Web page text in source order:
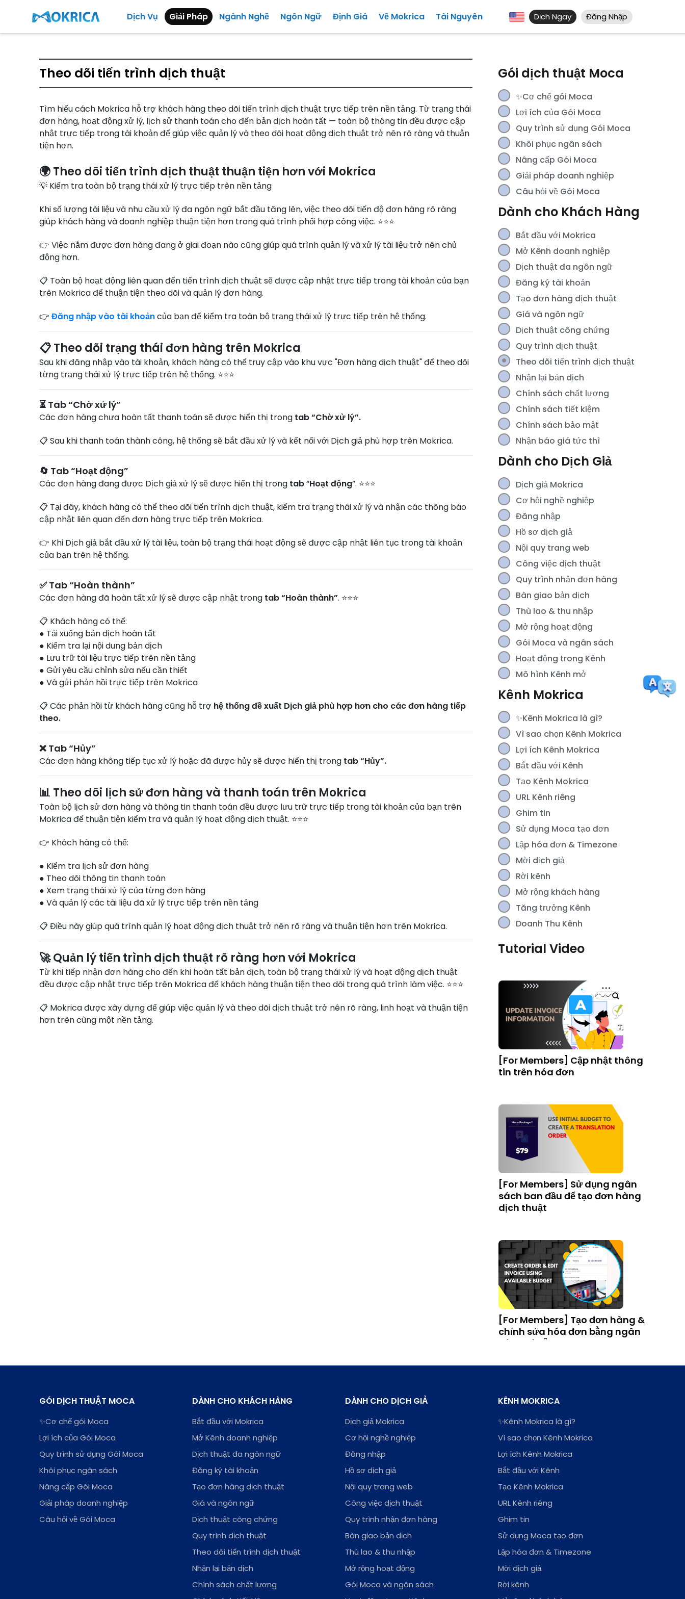
Dịch Vụ Giải Pháp Ngành Nghề Ngôn Ngữ Định Giá Về Mokrica Tài Nguyên Dịch Ngay Đăng Nhập
Theo dõi tiến trình dịch thuật
Tìm hiểu cách Mokrica hỗ trợ khách hàng theo dõi tiến trình dịch thuật trực tiếp trên nền tảng. Từ trạng thái
đơn hàng, hoạt động xử lý, lịch sử thanh toán cho đến bản dịch hoàn tất — toàn bộ thông tin đều được cập
nhật trực tiếp trong tài khoản để giúp việc quản lý và theo dõi hoạt động dịch thuật trở nên rõ ràng và thuận
tiện hơn.
🌍 Theo dõi tiến trình dịch thuật thuận tiện hơn với Mokrica
💡 Kiểm tra toàn bộ trạng thái xử lý trực tiếp trên nền tảng
Khi số lượng tài liệu và nhu cầu xử lý đa ngôn ngữ bắt đầu tăng lên, việc theo dõi tiến độ đơn hàng rõ ràng
giúp khách hàng và doanh nghiệp thuận tiện hơn trong quá trình phối hợp công việc. ⭐⭐⭐
👉 Việc nắm được đơn hàng đang ở giai đoạn nào cũng giúp quá trình quản lý và xử lý tài liệu trở nên chủ
động hơn.
📋 Toàn bộ hoạt động liên quan đến tiến trình dịch thuật sẽ được cập nhật trực tiếp trong tài khoản của bạn
trên Mokrica để thuận tiện theo dõi và quản lý đơn hàng.
👉 Đăng nhập vào tài khoảncủa bạn để kiểm tra toàn bộ trạng thái xử lý trực tiếp trên hệ thống.
📋 Theo dõi trạng thái đơn hàng trên Mokrica
Sau khi đăng nhập vào tài khoản, khách hàng có thể truy cập vào khu vực "Đơn hàng dịch thuật" để theo dõi
từng trạng thái xử lý trực tiếp trên hệ thống. ⭐⭐⭐
⏳ Tab “Chờ xử lý”
Các đơn hàng chưa hoàn tất thanh toán sẽ được hiển thị trong tab “Chờ xử lý”.
📋 Sau khi thanh toán thành công, hệ thống sẽ bắt đầu xử lý và kết nối với Dịch giả phù hợp trên Mokrica.
🔄 Tab “Hoạt động”
Các đơn hàng đang được Dịch giả xử lý sẽ được hiển thị trong tab“Hoạt động”. ⭐⭐⭐
📋 Tại đây, khách hàng có thể theo dõi tiến trình dịch thuật, kiểm tra trạng thái xử lý và nhận các thông báo
cập nhật liên quan đến đơn hàng trực tiếp trên Mokrica.
👉 Khi Dịch giả bắt đầu xử lý tài liệu, toàn bộ trạng thái hoạt động sẽ được cập nhật liên tục trong tài khoản
của bạn trên hệ thống.
✅ Tab “Hoàn thành”
Các đơn hàng đã hoàn tất xử lý sẽ được cập nhật trong tab “Hoàn thành”. ⭐⭐⭐
📋 Khách hàng có thể:
● Tải xuống bản dịch hoàn tất
● Kiểm tra lại nội dung bản dịch
● Lưu trữ tài liệu trực tiếp trên nền tảng
● Gửi yêu cầu chỉnh sửa nếu cần thiết
● Và gửi phản hồi trực tiếp trên Mokrica
📋 Các phản hồi từ khách hàng cũng hỗ trợ hệ thống đề xuất Dịch giả phù hợp hơn cho các đơn hàng tiếp
theo.
❌ Tab “Hủy”
Các đơn hàng không tiếp tục xử lý hoặc đã được hủy sẽ được hiển thị trong tab “Hủy”.
📊 Theo dõi lịch sử đơn hàng và thanh toán trên Mokrica
Toàn bộ lịch sử đơn hàng và thông tin thanh toán đều được lưu trữ trực tiếp trong tài khoản của bạn trên
Mokrica để thuận tiện kiểm tra và quản lý hoạt động dịch thuật. ⭐⭐⭐
👉 Khách hàng có thể:
● Kiểm tra lịch sử đơn hàng
● Theo dõi thông tin thanh toán
● Xem trạng thái xử lý của từng đơn hàng
● Và quản lý các tài liệu đã xử lý trực tiếp trên nền tảng
📋 Điều này giúp quá trình quản lý hoạt động dịch thuật trở nên rõ ràng và thuận tiện hơn trên Mokrica.
🚀 Quản lý tiến trình dịch thuật rõ ràng hơn với Mokrica
Từ khi tiếp nhận đơn hàng cho đến khi hoàn tất bản dịch, toàn bộ trạng thái xử lý và hoạt động dịch thuật
đều được cập nhật trực tiếp trên Mokrica để khách hàng thuận tiện theo dõi trong quá trình làm việc. ⭐⭐⭐
📋 Mokrica được xây dựng để giúp việc quản lý và theo dõi dịch thuật trở nên rõ ràng, linh hoạt và thuận tiện
hơn trên cùng một nền tảng.
Gói dịch thuật Moca
✨Cơ chế gói Moca
Lợi ích của Gói Moca
Quy trình sử dụng Gói Moca
Khôi phục ngân sách
Nâng cấp Gói Moca
Giải pháp doanh nghiệp
Câu hỏi về Gói Moca
Dành cho Khách Hàng
Bắt đầu với Mokrica
Mở Kênh doanh nghiệp
Dịch thuật đa ngôn ngữ
Đăng ký tài khoản
Tạo đơn hàng dịch thuật
Giá và ngôn ngữ
Dịch thuật công chứng
Quy trình dịch thuật
Theo dõi tiến trình dịch thuật
Nhận lại bản dịch
Chính sách chất lượng
Chính sách tiết kiệm
Chính sách bảo mật
Nhận báo giá tức thì
Dành cho Dịch Giả
Dịch giả Mokrica
Cơ hội nghề nghiệp
Đăng nhập
Hồ sơ dịch giả
Nội quy trang web
Công việc dịch thuật
Quy trình nhận đơn hàng
Bàn giao bản dịch
Thù lao & thu nhập
Mở rộng hoạt động
Gói Moca và ngân sách
Hoạt động trong Kênh
Mô hình Kênh mở
Kênh Mokrica
✨Kênh Mokrica là gì?
Vì sao chọn Kênh Mokrica
Lợi ích Kênh Mokrica
Bắt đầu với Kênh
Tạo Kênh Mokrica
URL Kênh riêng
Ghim tin
Sử dụng Moca tạo đơn
Lập hóa đơn & Timezone
Mời dịch giả
Rời kênh
Mở rộng khách hàng
Tăng trưởng Kênh
Doanh Thu Kênh
Tutorial Video
[For Members] Theo dõi Thu
nhập & Phần thưởng của bạn
[For Members] Hoàn lại ngân
sách Gói Moca
[For Members] Nâng cấp Gói
thuật
[For Members] Cập nhật thông
tin trên hóa đơn
[For Members] Sử dụng ngân
sách ban đầu để tạo đơn hàng
dịch thuật
[For Members] Tạo đơn hàng &
chỉnh sửa hóa đơn bằng ngân
sách có sẵn
[For Members] Gợi ý đơn hàng
phù hợp tại tab "Đơn hàng của
[For Members] Theo dõi Thu
GÓI DỊCH THUẬT MOCA
✨Cơ chế gói Moca
Lợi ích của Gói Moca
Quy trình sử dụng Gói Moca
Khôi phục ngân sách
Nâng cấp Gói Moca
Giải pháp doanh nghiệp
Câu hỏi về Gói Moca
DÀNH CHO KHÁCH HÀNG
Bắt đầu với Mokrica
Mở Kênh doanh nghiệp
Dịch thuật đa ngôn ngữ
Đăng ký tài khoản
Tạo đơn hàng dịch thuật
Giá và ngôn ngữ
Dịch thuật công chứng
Quy trình dịch thuật
Theo dõi tiến trình dịch thuật
Nhận lại bản dịch
Chính sách chất lượng
DÀNH CHO DỊCH GIẢ
Dịch giả Mokrica
Cơ hội nghề nghiệp
Đăng nhập
Hồ sơ dịch giả
Nội quy trang web
Công việc dịch thuật
Quy trình nhận đơn hàng
Bàn giao bản dịch
Thù lao & thu nhập
Mở rộng hoạt động
Gói Moca và ngân sách
KÊNH MOKRICA
✨Kênh Mokrica là gì?
Vì sao chọn Kênh Mokrica
Lợi ích Kênh Mokrica
Bắt đầu với Kênh
Tạo Kênh Mokrica
URL Kênh riêng
Ghim tin
Sử dụng Moca tạo đơn
Lập hóa đơn & Timezone
Mời dịch giả
Rời kênh